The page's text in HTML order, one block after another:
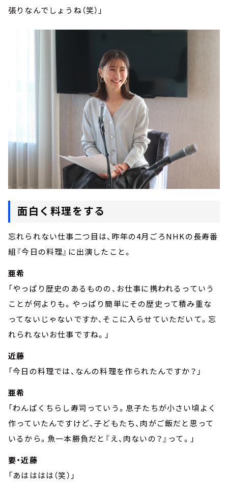
張りなんでしょうね（笑）」
面白く料理をする
忘れられない仕事二つ目は、昨年の4月ごろNHKの長寿番
組『今日の料理』に出演したこと。
亜希
「やっぱり歴史のあるものの、お仕事に携われるっていう
ことが何よりも。やっぱり簡単にその歴史って積み重な
ってないじゃないですか、そこに入らせていただいて。忘
れられないお仕事ですね。」
近藤
「今日の料理では、なんの料理を作られたんですか？」
亜希
「わんぱくちらし寿司っていう。息子たちが小さい頃よく
作っていたんですけど、子どもたち、肉がご飯だと思って
いるから。魚一本勝負だと『え、肉ないの？』って。」
要・近藤
「あはははは（笑）」